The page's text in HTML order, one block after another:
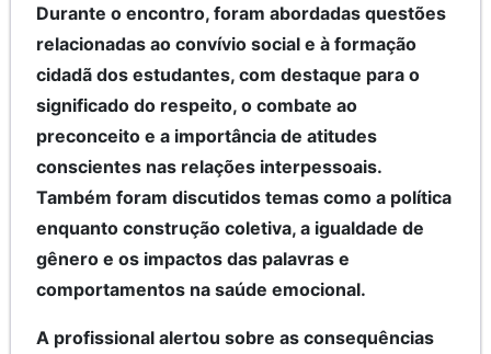
Durante o encontro, foram abordadas questões
relacionadas ao convívio social e à formação
cidadã dos estudantes, com destaque para o
significado do respeito, o combate ao
preconceito e a importância de atitudes
conscientes nas relações interpessoais.
Também foram discutidos temas como a política
enquanto construção coletiva, a igualdade de
gênero e os impactos das palavras e
comportamentos na saúde emocional.
A profissional alertou sobre as consequências